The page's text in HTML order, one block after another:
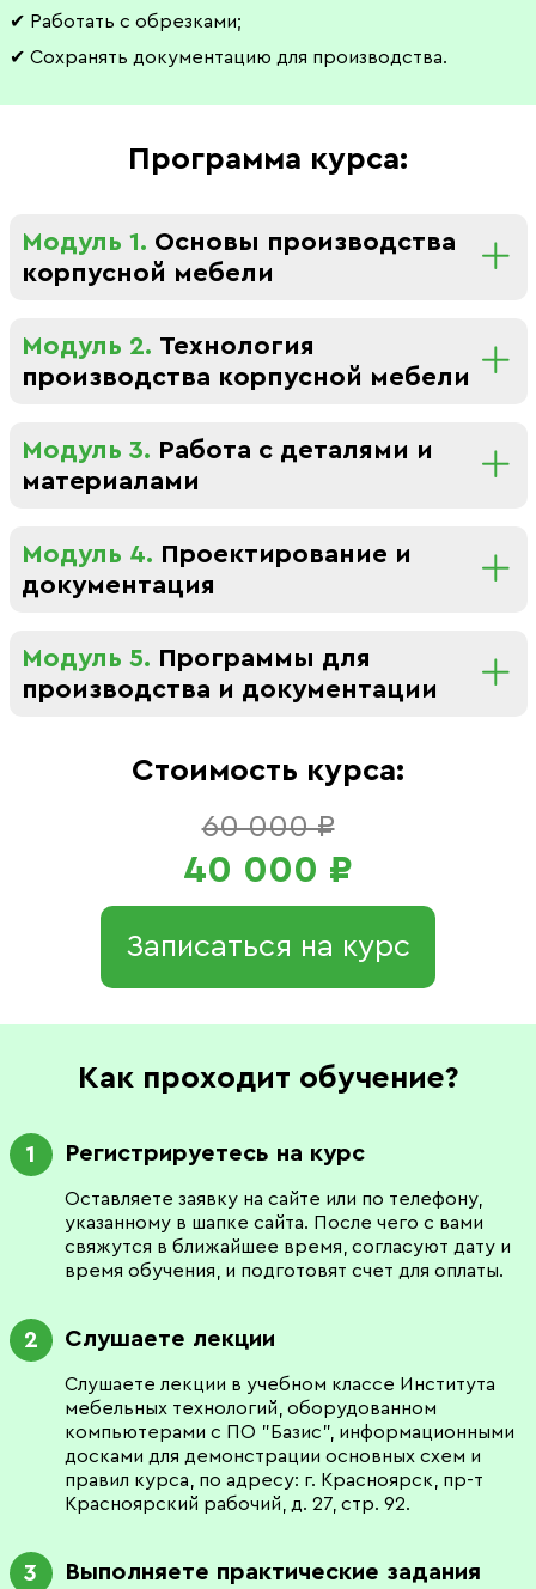
✔ Работать с обрезками;
✔ Сохранять документацию для производства.
Программа курса:
Модуль 1. Основы производства
корпусной мебели
Модуль 2. Технология
производства корпусной мебели
Модуль 3. Работа с деталями и
материалами
Модуль 4. Проектирование и
документация
Модуль 5. Программы для
производства и документации
Стоимость курса:
60 000 ₽
40 000 ₽
Записаться на курс
Как проходит обучение?
1 Регистрируетесь на курс
Оставляете заявку на сайте или по телефону,
указанному в шапке сайта. После чего с вами
свяжутся в ближайшее время, согласуют дату и
время обучения, и подготовят счет для оплаты.
2 Слушаете лекции
Слушаете лекции в учебном классе Института
мебельных технологий, оборудованном
компьютерами с ПО "Базис", информационными
досками для демонстрации основных схем и
правил курса, по адресу: г. Красноярск, пр-т
Красноярский рабочий, д. 27, стр. 92.
3 Выполняете практические задания